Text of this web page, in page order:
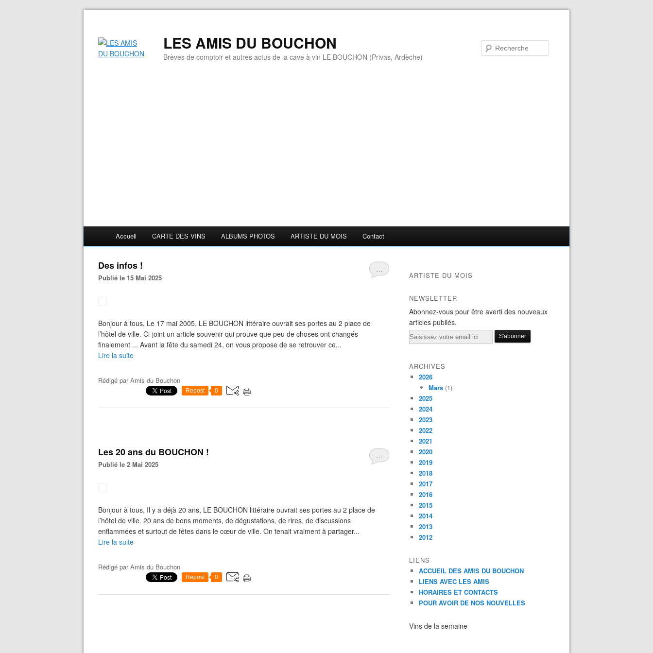
LES AMIS DU BOUCHON
Brèves de comptoir et autres actus de la cave à vin LE BOUCHON (Privas, Ardèche)
Accueil CARTE DES VINS ALBUMS PHOTOS ARTISTE DU MOIS Contact
…
Des infos !
Publié le 15 Mai 2025
Bonjour à tous, Le 17 mai 2005, LE BOUCHON littéraire ouvrait ses portes au 2 place de
l’hôtel de ville. Ci-joint un article souvenir qui prouve que peu de choses ont changés
finalement ... Avant la fête du samedi 24, on vous propose de se retrouver ce...
Lire la suite
Rédigé parAmis du Bouchon
Repost 0
…
Les 20 ans du BOUCHON !
Publié le 2 Mai 2025
Bonjour à tous, Il y a déjà 20 ans, LE BOUCHON littéraire ouvrait ses portes au 2 place de
l’hôtel de ville. 20 ans de bons moments, de dégustations, de rires, de discussions
enflammées et surtout de fêtes dans le cœur de ville. On tenait vraiment à partager...
Lire la suite
Rédigé parAmis du Bouchon
Repost 0
ARTISTE DU MOIS
NEWSLETTER
Abonnez-vous pour être averti des nouveaux
articles publiés.
Email
ARCHIVES
2026
Mars (1)
2025
2024
2023
2022
2021
2020
2019
2018
2017
2016
2015
2014
2013
2012
LIENS
ACCUEIL DES AMIS DU BOUCHON
LIENS AVEC LES AMIS
HORAIRES ET CONTACTS
POUR AVOIR DE NOS NOUVELLES
Vins de la semaine